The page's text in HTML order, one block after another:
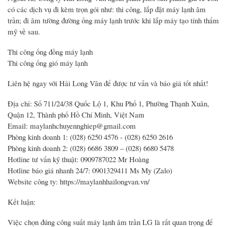
có các dịch vụ đi kèm trọn gói như: thi công, lắp đặt máy lạnh âm
trần; đi âm tường đường ống máy lạnh trước khi lắp máy tạo tính thẩm
mỹ về sau.
Thi công ống đồng máy lạnh
Thi công ống gió máy lạnh
Liên hệ ngay với Hải Long Vân để được tư vấn và báo giá tốt nhất!
Địa chỉ: Số 711/24/38 Quốc Lộ 1, Khu Phố 1, Phường Thạnh Xuân,
Quận 12, Thành phố Hồ Chí Minh, Việt Nam
Email: maylanhchuyennghiep@gmail.com
Phòng kinh doanh 1: (028) 6250 4576 - (028) 6250 2616
Phòng kinh doanh 2: (028) 6686 3809 – (028) 6680 5478
Hotline tư vấn kỹ thuật: 0909787022 Mr Hoàng
Hotline báo giá nhanh 24/7: 0901329411 Ms My (Zalo)
Website công ty: https://maylanhhailongvan.vn/
Kết luận:
Việc chọn đúng công suất máy lạnh âm trần LG là rất quan trọng để